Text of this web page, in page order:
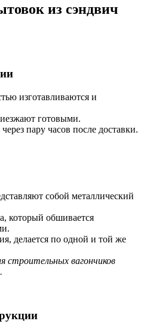
из сэндвич
изготавливаются и
готовыми.
пару часов после доставки.
собой металлический
который обшивается
делается по одной и той же
строительных вагончиков